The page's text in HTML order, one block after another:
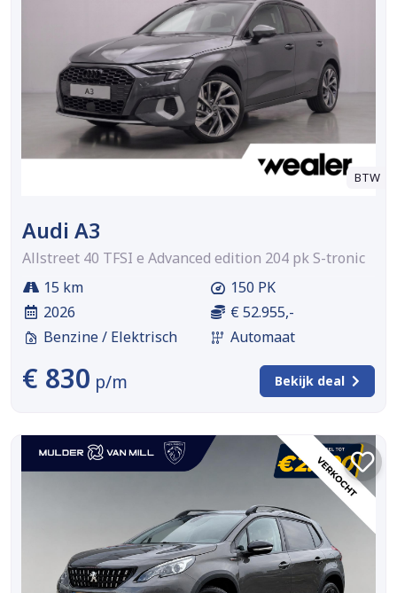
BTW
Audi A3
Allstreet 40 TFSI e Advanced edition 204 pk S-tronic
15 km
2026
Benzine / Elektrisch
150 PK
€ 52.955,-
Automaat
€ 830 p/m Bekijk deal